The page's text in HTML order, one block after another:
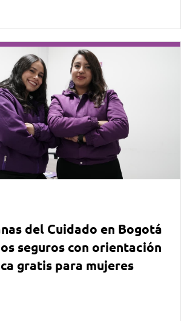
del Cuidado en Bogotá
seguros con orientación
gratis para mujeres